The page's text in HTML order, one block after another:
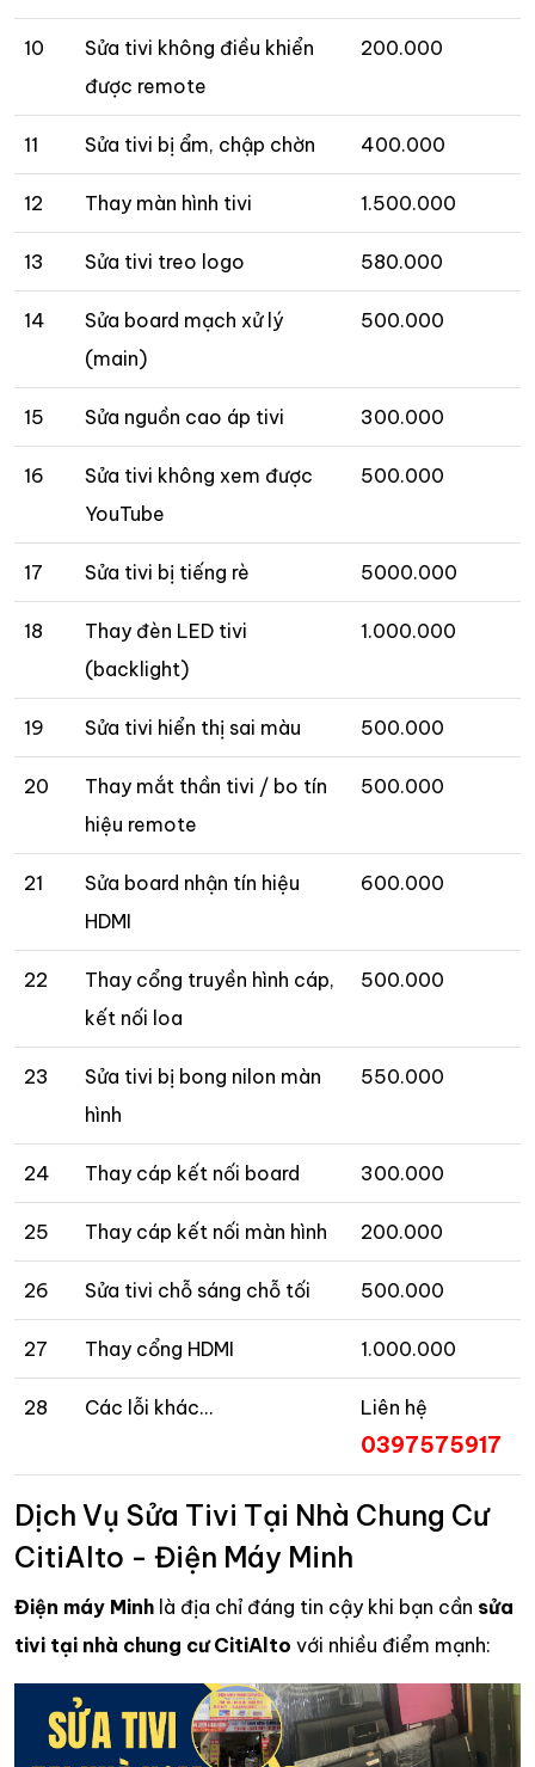
10
Sửa tivi không điều khiển
được remote
200.000
11 Sửa tivi bị ẩm, chập chờn 400.000
12 Thay màn hình tivi 1.500.000
13 Sửa tivi treo logo 580.000
14
Sửa board mạch xử lý
(main)
500.000
15 Sửa nguồn cao áp tivi 300.000
16
Sửa tivi không xem được
YouTube
500.000
17 Sửa tivi bị tiếng rè 5000.000
18
Thay đèn LED tivi
(backlight)
1.000.000
19 Sửa tivi hiển thị sai màu 500.000
20
Thay mắt thần tivi / bo tín
hiệu remote
500.000
21
Sửa board nhận tín hiệu
HDMI
600.000
22
Thay cổng truyền hình cáp,
kết nối loa
500.000
23
Sửa tivi bị bong nilon màn
hình
550.000
24 Thay cáp kết nối board 300.000
25 Thay cáp kết nối màn hình 200.000
26 Sửa tivi chỗ sáng chỗ tối 500.000
27 Thay cổng HDMI 1.000.000
28 Các lỗi khác… Liên hệ
0397575917
Dịch Vụ Sửa Tivi Tại Nhà Chung Cư
CitiAlto - Điện Máy Minh
Điện máy Minh là địa chỉ đáng tin cậy khi bạn cần sửa
tivi tại nhà chung cư CitiAlto với nhiều điểm mạnh: